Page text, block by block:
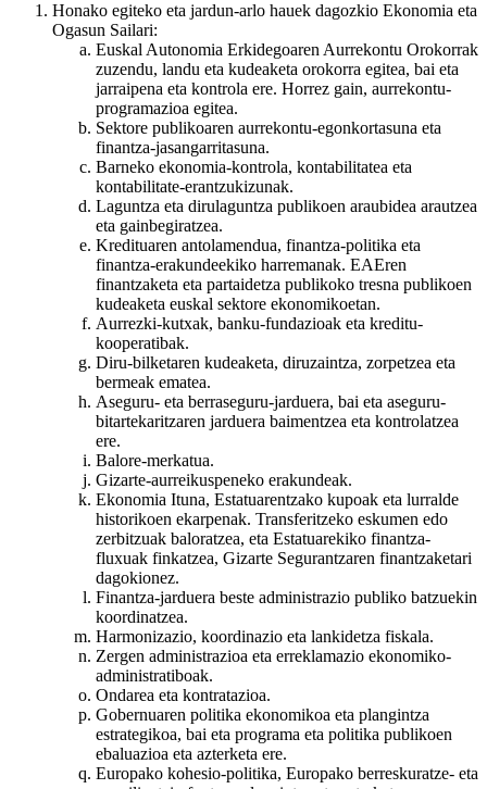
Honako egiteko eta jardun-arlo hauek dagozkio Ekonomia eta
Ogasun Sailari:
Euskal Autonomia Erkidegoaren Aurrekontu Orokorrak
zuzendu, landu eta kudeaketa orokorra egitea, bai eta
jarraipena eta kontrola ere. Horrez gain, aurrekontu-
programazioa egitea.
Sektore publikoaren aurrekontu-egonkortasuna eta
finantza-jasangarritasuna.
Barneko ekonomia-kontrola, kontabilitatea eta
kontabilitate-erantzukizunak.
Laguntza eta dirulaguntza publikoen araubidea arautzea
eta gainbegiratzea.
Kredituaren antolamendua, finantza-politika eta
finantza-erakundeekiko harremanak. EAEren
finantzaketa eta partaidetza publikoko tresna publikoen
kudeaketa euskal sektore ekonomikoetan.
Aurrezki-kutxak, banku-fundazioak eta kreditu-
kooperatibak.
Diru-bilketaren kudeaketa, diruzaintza, zorpetzea eta
bermeak ematea.
Aseguru- eta berraseguru-jarduera, bai eta aseguru-
bitartekaritzaren jarduera baimentzea eta kontrolatzea
ere.
Balore-merkatua.
Gizarte-aurreikuspeneko erakundeak.
Ekonomia Ituna, Estatuarentzako kupoak eta lurralde
historikoen ekarpenak. Transferitzeko eskumen edo
zerbitzuak baloratzea, eta Estatuarekiko finantza-
fluxuak finkatzea, Gizarte Segurantzaren finantzaketari
dagokionez.
Finantza-jarduera beste administrazio publiko batzuekin
koordinatzea.
Harmonizazio, koordinazio eta lankidetza fiskala.
Zergen administrazioa eta erreklamazio ekonomiko-
administratiboak.
Ondarea eta kontratazioa.
Gobernuaren politika ekonomikoa eta plangintza
estrategikoa, bai eta programa eta politika publikoen
ebaluazioa eta azterketa ere.
Europako kohesio-politika, Europako berreskuratze- eta